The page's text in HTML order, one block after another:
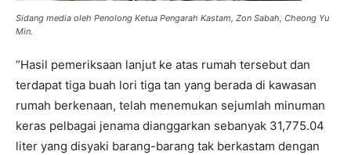
Sidang media oleh Penolong Ketua Pengarah Kastam, Zon Sabah, Cheong Yu
Min.
“Hasil pemeriksaan lanjut ke atas rumah tersebut dan
terdapat tiga buah lori tiga tan yang berada di kawasan
rumah berkenaan, telah menemukan sejumlah minuman
keras pelbagai jenama dianggarkan sebanyak 31,775.04
liter yang disyaki barang-barang tak berkastam dengan